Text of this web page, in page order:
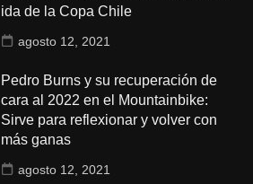
ida de la Copa Chile
agosto 12, 2021
Pedro Burns y su recuperación de
cara al 2022 en el Mountainbike:
Sirve para reflexionar y volver con
más ganas
agosto 12, 2021